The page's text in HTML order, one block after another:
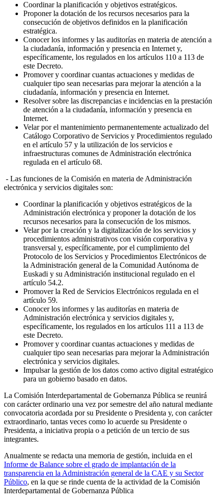
Coordinar la planificación y objetivos estratégicos.
Proponer la dotación de los recursos necesarios para la
consecución de objetivos definidos en la planificación
estratégica.
Conocer los informes y las auditorías en materia de atención a
la ciudadanía, información y presencia en Internet y,
específicamente, los regulados en los artículos 110 a 113 de
este Decreto.
Promover y coordinar cuantas actuaciones y medidas de
cualquier tipo sean necesarias para mejorar la atención a la
ciudadanía, información y presencia en Internet.
Resolver sobre las discrepancias e incidencias en la prestación
de atención a la ciudadanía, información y presencia en
Internet.
Velar por el mantenimiento permanentemente actualizado del
Catálogo Corporativo de Servicios y Procedimientos regulado
en el artículo 57 y la utilización de los servicios e
infraestructuras comunes de Administración electrónica
regulada en el artículo 68.
- Las funciones de la Comisión en materia de Administración
electrónica y servicios digitales son:
Coordinar la planificación y objetivos estratégicos de la
Administración electrónica y proponer la dotación de los
recursos necesarios para la consecución de los mismos.
Velar por la creación y la digitalización de los servicios y
procedimientos administrativos con visión corporativa y
transversal y, específicamente, por el cumplimiento del
Protocolo de los Servicios y Procedimientos Electrónicos de
la Administración general de la Comunidad Autónoma de
Euskadi y su Administración institucional regulado en el
artículo 54.2.
Promover la Red de Servicios Electrónicos regulada en el
artículo 59.
Conocer los informes y las auditorías en materia de
Administración electrónica y servicios digitales y,
específicamente, los regulados en los artículos 111 a 113 de
este Decreto.
Promover y coordinar cuantas actuaciones y medidas de
cualquier tipo sean necesarias para mejorar la Administración
electrónica y servicios digitales.
Impulsar la gestión de los datos como activo digital estratégico
para un gobierno basado en datos.
La Comisión Interdepartamental de Gobernanza Pública se reunirá
con carácter ordinario una vez por semestre del año natural mediante
convocatoria acordada por su Presidente o Presidenta y, con carácter
extraordinario, tantas veces como lo acuerde su Presidente o
Presidenta, a iniciativa propia o a petición de un tercio de sus
integrantes.
Anualmente se redacta una memoria de gestión, incluida en el
Informe de Balance sobre el grado de implantación de la
transparencia en la Administración general de la CAE y su Sector
Público, en la que se rinde cuenta de la actividad de la Comisión
Interdepartamental de Gobernanza Pública